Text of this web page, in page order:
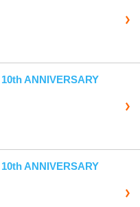
ANNIVERSARY
ANNIVERSARY